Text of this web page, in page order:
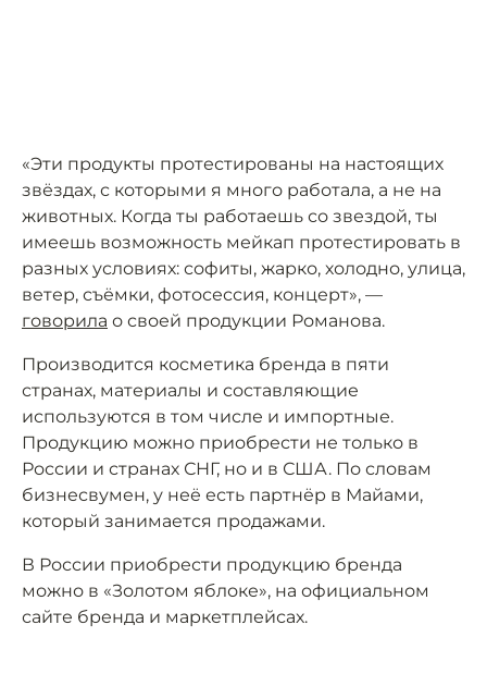
«Эти продукты протестированы на настоящих
звёздах, с которыми я много работала, а не на
животных. Когда ты работаешь со звездой, ты
имеешь возможность мейкап протестировать в
разных условиях: софиты, жарко, холодно, улица,
ветер, съёмки, фотосессия, концерт», —
говорила о своей продукции Романова.
Производится косметика бренда в пяти
странах, материалы и составляющие
используются в том числе и импортные.
Продукцию можно приобрести не только в
России и странах СНГ, но и в США. По словам
бизнесвумен, у неё есть партнёр в Майами,
который занимается продажами.
В России приобрести продукцию бренда
можно в «Золотом яблоке», на официальном
сайте бренда и маркетплейсах.